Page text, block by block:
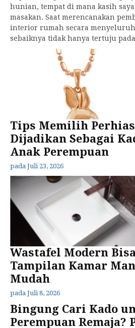
hunian, tempat di mana kasih
masakan. Saat merencanakan
interior rumah secara
sebaiknya tidak hanya tertuju
Tips Memilih
Dijadikan Sebagai
Anak Perempuan
pada Juli 23, 2026
Wastafel Modern
Tampilan Kamar
Mudah
pada Juli 8, 2026
Bingung Cari Kado
Perempuan Remaja?